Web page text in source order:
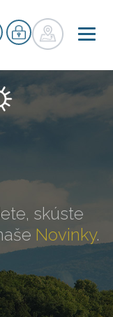
skúste
Novinky.